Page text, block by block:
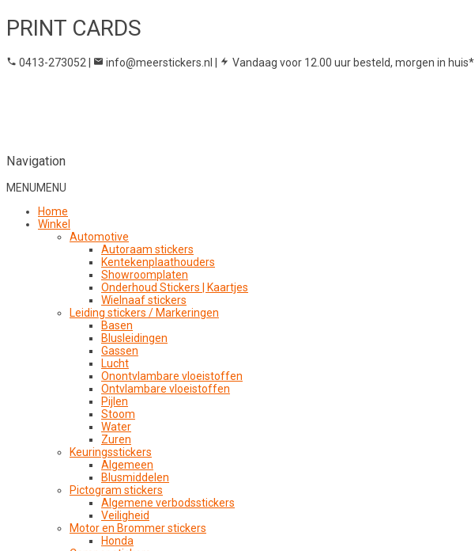
PRINT CARDS
0413-273052 | info@meerstickers.nl | Vandaag voor 12.00 uur besteld, morgen in huis*
Navigation
MENUMENU
Home
Winkel
Automotive
Autoraam stickers
Kentekenplaathouders
Showroomplaten
Onderhoud Stickers | Kaartjes
Wielnaaf stickers
Leiding stickers / Markeringen
Basen
Blusleidingen
Gassen
Lucht
Onontvlambare vloeistoffen
Ontvlambare vloeistoffen
Pijlen
Stoom
Water
Zuren
Keuringsstickers
Algemeen
Blusmiddelen
Pictogram stickers
Algemene verbodsstickers
Veiligheid
Motor en Brommer stickers
Honda